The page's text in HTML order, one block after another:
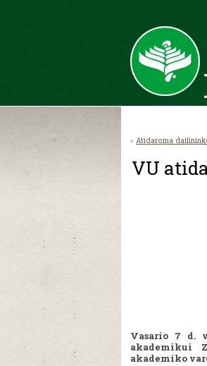
« Atidaroma
VU
Vasario 7 d.
akademikui
akademiko